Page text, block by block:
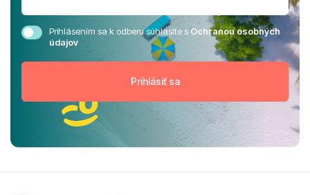
Prihlásením sa k odberu súhlasíte sOchranou osobných
údajov